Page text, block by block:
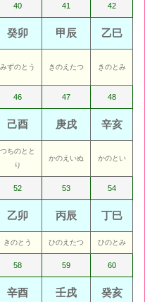
40 41 42
癸卯 甲辰 乙巳
みずのとう きのえたつ きのとみ
46 47 48
己酉 庚戌 辛亥
つちのとと
り
かのえいぬ かのとい
52 53 54
乙卯 丙辰 丁巳
きのとう ひのえたつ ひのとみ
58 59 60
辛酉 壬戌 癸亥